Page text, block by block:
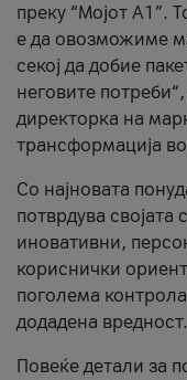
преку “Мојот А1”.
е да овозможиме
секој да добие
неговите
директорка на
трансформација
Со најновата
потврдува својата
иновативни,
кориснички
поголема
додадена вредност.
Повеќе детали за